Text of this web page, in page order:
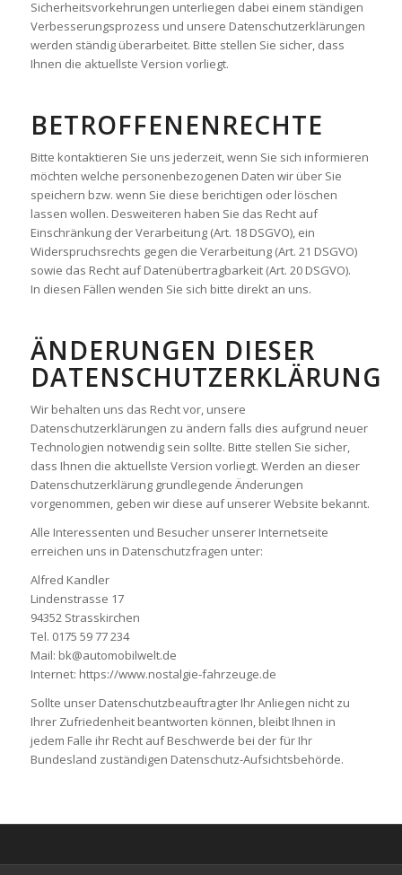
Sicherheitsvorkehrungen unterliegen dabei einem ständigen
Verbesserungsprozess und unsere Datenschutzerklärungen
werden ständig überarbeitet. Bitte stellen Sie sicher, dass
Ihnen die aktuellste Version vorliegt.
BETROFFENENRECHTE
Bitte kontaktieren Sie uns jederzeit, wenn Sie sich informieren
möchten welche personenbezogenen Daten wir über Sie
speichern bzw. wenn Sie diese berichtigen oder löschen
lassen wollen. Desweiteren haben Sie das Recht auf
Einschränkung der Verarbeitung (Art. 18 DSGVO), ein
Widerspruchsrechts gegen die Verarbeitung (Art. 21 DSGVO)
sowie das Recht auf Datenübertragbarkeit (Art. 20 DSGVO).
In diesen Fällen wenden Sie sich bitte direkt an uns.
ÄNDERUNGEN DIESER
DATENSCHUTZERKLÄRUNG
Wir behalten uns das Recht vor, unsere
Datenschutzerklärungen zu ändern falls dies aufgrund neuer
Technologien notwendig sein sollte. Bitte stellen Sie sicher,
dass Ihnen die aktuellste Version vorliegt. Werden an dieser
Datenschutzerklärung grundlegende Änderungen
vorgenommen, geben wir diese auf unserer Website bekannt.
Alle Interessenten und Besucher unserer Internetseite
erreichen uns in Datenschutzfragen unter:
Alfred Kandler
Lindenstrasse 17
94352 Strasskirchen
Tel. 0175 59 77 234
Mail: bk@automobilwelt.de
Internet: https://www.nostalgie-fahrzeuge.de
Sollte unser Datenschutzbeauftragter Ihr Anliegen nicht zu
Ihrer Zufriedenheit beantworten können, bleibt Ihnen in
jedem Falle ihr Recht auf Beschwerde bei der für Ihr
Bundesland zuständigen Datenschutz-Aufsichtsbehörde.